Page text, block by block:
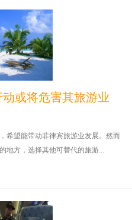
或将危害其旅游业
希望能带动菲律宾旅游业发展。然而
地方，选择其他可替代的旅游...